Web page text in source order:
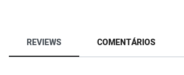
REVIEWS COMENTÁRIOS